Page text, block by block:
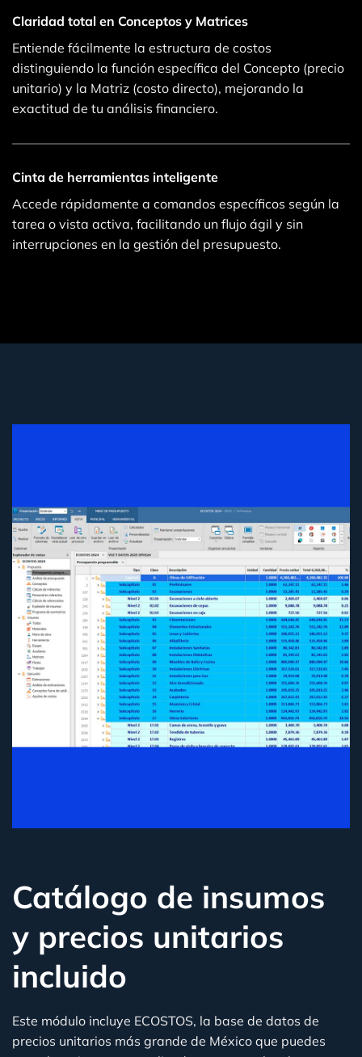
Claridad total en Conceptos y Matrices
Entiende fácilmente la estructura de costos
distinguiendo la función específica del Concepto (precio
unitario) y la Matriz (costo directo), mejorando la
exactitud de tu análisis financiero.
Cinta de herramientas inteligente
Accede rápidamente a comandos específicos según la
tarea o vista activa, facilitando un flujo ágil y sin
interrupciones en la gestión del presupuesto.
Catálogo de insumos
y precios unitarios
incluido
Este módulo incluye ECOSTOS, la base de datos de
precios unitarios más grande de México que puedes